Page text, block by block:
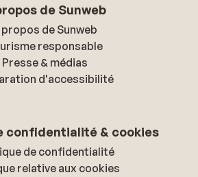
de Sunweb
propos de Sunweb
responsable
Presse & médias
d'accessibilité
confidentialité & cookies
de confidentialité
relative aux cookies